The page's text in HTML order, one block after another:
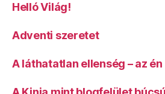
Helló Világ!
Adventi szeretet
A láthatatlan ellenség – az